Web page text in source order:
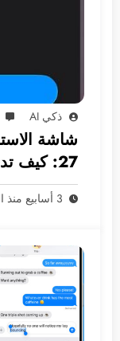
ذكي AI
27: كيف
فون دون
3 أسابيع منذ النشر